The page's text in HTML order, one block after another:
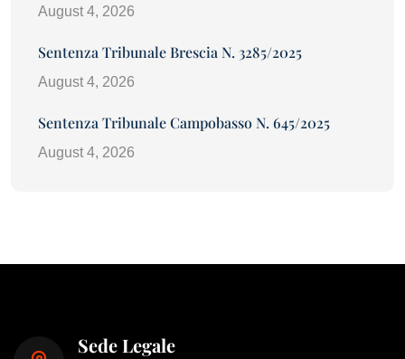
August 4, 2026
Sentenza Tribunale Brescia N. 3285/2025
August 4, 2026
Sentenza Tribunale Campobasso N. 645/2025
August 4, 2026
Sede Legale